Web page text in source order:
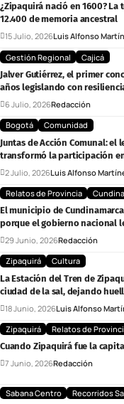
¿Zipaquirá nació en 1600?
12.400 de memoria ancestral
15 Julio, 2026Luis Alfonso
Gestión Regional
Cajicá
Jalver Gutiérrez, el primer
años legislando con
6 Julio, 2026Redacción
Bogotá
Comunidad
Juntas de Acción Comunal:
transformó la participación
2 Julio, 2026Luis Alfonso
Relatos de Provincia
El municipio de
porque el gobierno nacional
29 Junio, 2026Redacción
Zipaquirá
Cultura
La Estación del Tren de
ciudad de la sal, dejando
18 Junio, 2026Luis Alfonso
Zipaquirá
Relatos de
Cuando Zipaquirá fue la
7 Junio, 2026Redacción
Sabana Centro
Recorridos